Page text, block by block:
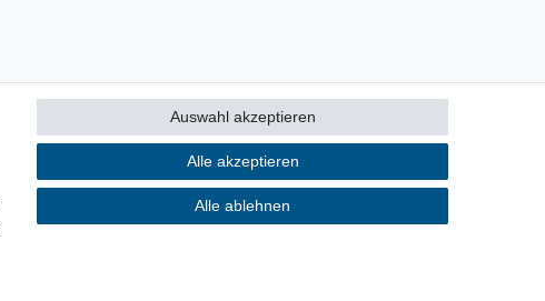
Kontakt
Alle akzeptieren
Alle ablehnen
Auswahl akzeptieren